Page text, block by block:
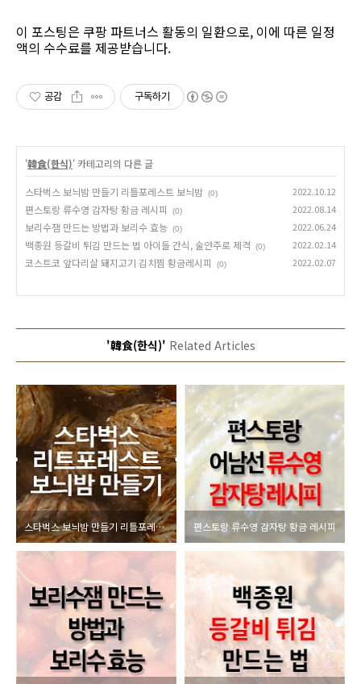
이 포스팅은 쿠팡 파트너스 활동의 일환으로, 이에 따른 일정
액의 수수료를 제공받습니다.
공감 구독하기
'韓食(한식)' 카테고리의 다른 글
스타벅스 보늬밤 만들기 리틀포레스트 보늬밤 (0) 2022.10.12
편스토랑 류수영 감자탕 황금 레시피 (0) 2022.08.14
보리수잼 만드는 방법과 보리수 효능 (0) 2022.06.24
백종원 등갈비 튀김 만드는 법 아이들 간식, 술안주로 제격 (0) 2022.02.14
코스트코 앞다리살 돼지고기 김치찜 황금레시피 (0) 2022.02.07
'韓食(한식)' Related Articles
스타벅스 보늬밤 만들기 리틀포레스트 보늬밤 편스토랑 류수영 감자탕 황금 레시피